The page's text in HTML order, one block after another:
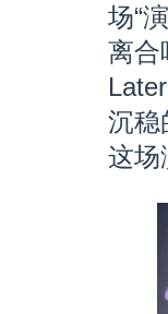
场“
离合
沉稳
这场